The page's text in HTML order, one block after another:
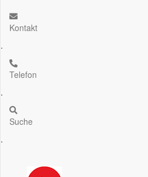
Kontakt
.
Telefon
.
Suche
.